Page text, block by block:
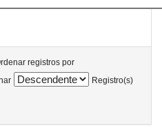
registros por
Registro(s)